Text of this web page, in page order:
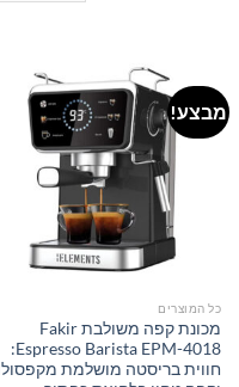
מבצע!
כל המוצרים
מכונת קפה משולבת Fakir
Espresso Barista EPM-4018:
חווית בריסטה מושלמת